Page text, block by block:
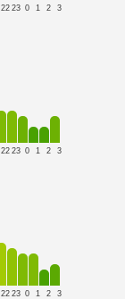
22 23 0 1 2 3
22 23 0 1 2 3
22 23 0 1 2 3